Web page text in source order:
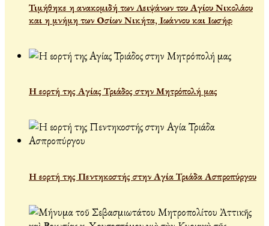
Τιμήθηκε η ανακομιδή των Λειψάνων του Αγίου Νικολάου
και η μνήμη των Οσίων Νικήτα, Ιωάννου και Ιωσήφ
Η εορτή της Αγίας Τριάδος στην Μητρόπολή μας
Η εορτή της Πεντηκοστής στην Αγία Τριάδα Ασπροπύργου